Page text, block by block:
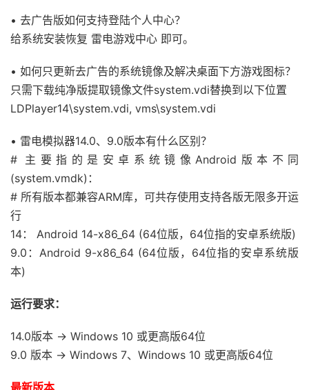
• 去广告版如何支持登陆个人中心？
给系统安装恢复 雷电游戏中心 即可。
• 如何只更新去广告的系统镜像及解决桌面下方游戏图标？
只需下载纯净版提取镜像文件system.vdi替换到以下位置
LDPlayer14\system.vdi, vms\system.vdi
• 雷电模拟器14.0、9.0版本有什么区别？
# 主要指的是安卓系统镜像Android版本不同
(system.vmdk)：
# 所有版本都兼容ARM库，可共存使用支持各版无限多开运
行
14： Android 14-x86_64 (64位版，64位指的安卓系统版)
9.0：Android 9-x86_64 (64位版，64位指的安卓系统版
本)
运行要求：
14.0版本 → Windows 10 或更高版64位
9.0 版本 → Windows 7、Windows 10 或更高版64位
最新版本